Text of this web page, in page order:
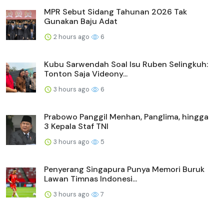
MPR Sebut Sidang Tahunan 2026 Tak
Gunakan Baju Adat
2 hours ago 6
Kubu Sarwendah Soal Isu Ruben Selingkuh:
Tonton Saja Videony...
3 hours ago 6
Prabowo Panggil Menhan, Panglima, hingga
3 Kepala Staf TNI
3 hours ago 5
Penyerang Singapura Punya Memori Buruk
Lawan Timnas Indonesi...
3 hours ago 7